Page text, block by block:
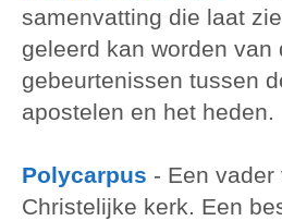
samenvatting die laat
geleerd kan worden van
gebeurtenissen tussen
apostelen en het heden.
Polycarpus - Een vader
Christelijke kerk. Een